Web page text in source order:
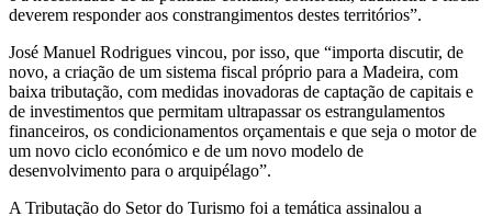
deverem responder aos constrangimentos destes territórios”.
José Manuel Rodrigues vincou, por isso, que “importa discutir, de
novo, a criação de um sistema fiscal próprio para a Madeira, com
baixa tributação, com medidas inovadoras de captação de capitais e
de investimentos que permitam ultrapassar os estrangulamentos
financeiros, os condicionamentos orçamentais e que seja o motor de
um novo ciclo económico e de um novo modelo de
desenvolvimento para o arquipélago”.
A Tributação do Setor do Turismo foi a temática assinalou a